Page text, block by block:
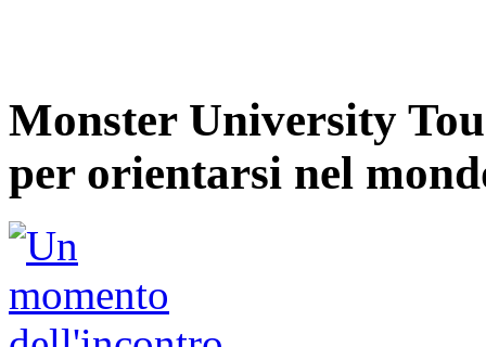
Monster University
per orientarsi nel